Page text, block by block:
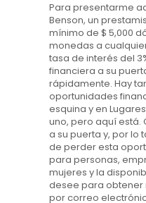
Para presentarme
Benson, un
mínimo de $ 5,000
monedas a
tasa de interés del
financiera a su
rápidamente. Hay
oportunidades
esquina y en
uno, pero aquí está.
a su puerta y, por lo
de perder esta
para personas,
mujeres y la
desee para obtener
por correo